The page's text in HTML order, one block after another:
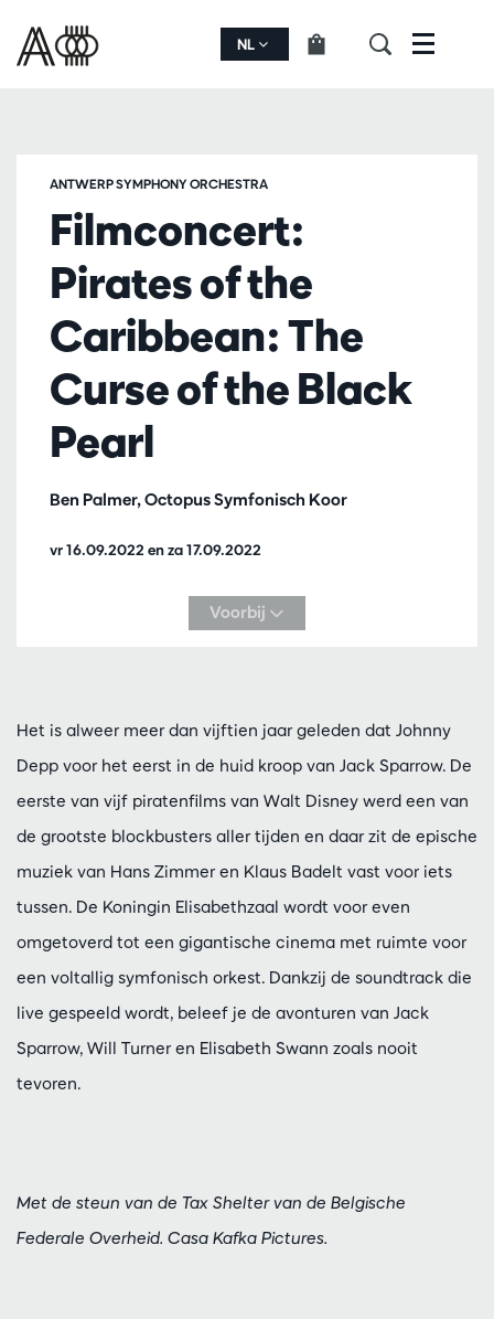
NL Menu
Filmconcert:
Pirates of the
Caribbean: The
Curse of the Black
Pearl
Ben Palmer, Octopus Symfonisch Koor
ANTWERP SYMPHONY ORCHESTRA
vr 16.09.2022 enza 17.09.2022
Voorbij
Het is alweer meer dan vijftien jaar geleden dat Johnny
Depp voor het eerst in de huid kroop van Jack Sparrow. De
eerste van vijf piratenfilms van Walt Disney werd een van
de grootste blockbusters aller tijden en daar zit de epische
muziek van Hans Zimmer en Klaus Badelt vast voor iets
tussen. De Koningin Elisabethzaal wordt voor even
omgetoverd tot een gigantische cinema met ruimte voor
een voltallig symfonisch orkest. Dankzij de soundtrack die
live gespeeld wordt, beleef je de avonturen van Jack
Sparrow, Will Turner en Elisabeth Swann zoals nooit
tevoren.
Met de steun van de Tax Shelter van de Belgische
Federale Overheid. Casa Kafka Pictures.